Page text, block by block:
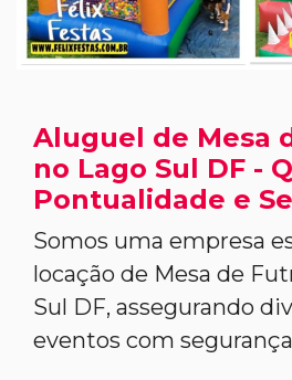
Aluguel de Mesa
no Lago Sul DF -
Pontualidade e
Somos uma empresa
locação de Mesa de
Sul DF, assegurando
eventos com